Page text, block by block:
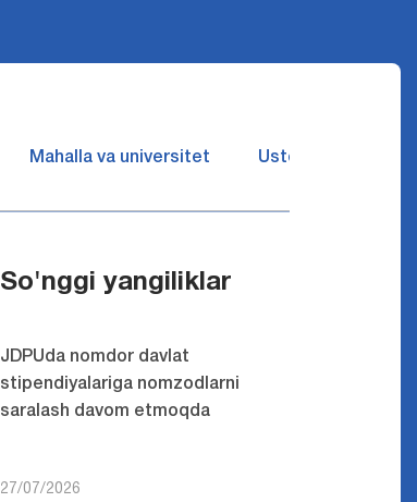
Mahalla va universitet Ustozlar suhbatin
So'nggi yangiliklar
JDPUda nomdor davlat
stipendiyalariga nomzodlarni
saralash davom etmoqda
27/07/2026